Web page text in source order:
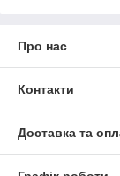
Про нас
Контакти
Доставка та